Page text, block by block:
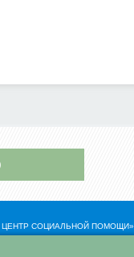
ЦЕНТР СОЦИАЛЬНОЙ ПОМОЩИ»